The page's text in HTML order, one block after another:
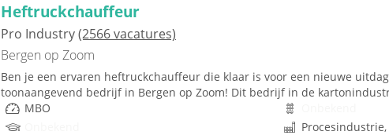
Heftruckchauffeur
Pro Industry(2566 vacatures)
Bergen op Zoom
Ben je een ervaren heftruckchauffeur die klaar is voor een nieuwe
toonaangevend bedrijf in Bergen op Zoom! Dit bedrijf in de
MBO